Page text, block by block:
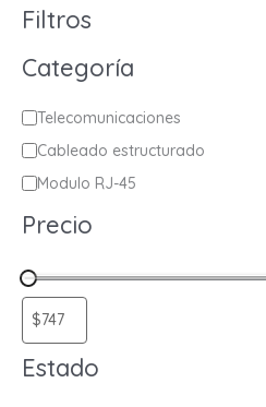
Filtros
Categoría
C
a
t
g
o
r
a
Telecomunicaciones
Cableado estructurado
Modulo RJ-45
Precio
Estado